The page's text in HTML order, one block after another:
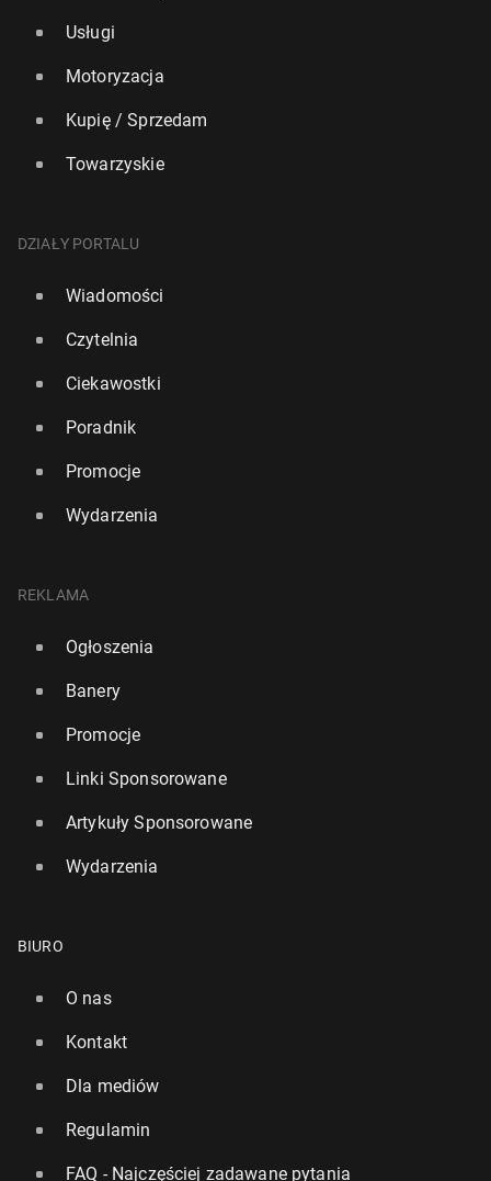
Usługi
Motoryzacja
Kupię / Sprzedam
Towarzyskie
DZIAŁY PORTALU
Wiadomości
Czytelnia
Ciekawostki
Poradnik
Promocje
Wydarzenia
REKLAMA
Ogłoszenia
Banery
Promocje
Linki Sponsorowane
Artykuły Sponsorowane
Wydarzenia
BIURO
O nas
Kontakt
Dla mediów
Regulamin
FAQ - Najczęściej zadawane pytania